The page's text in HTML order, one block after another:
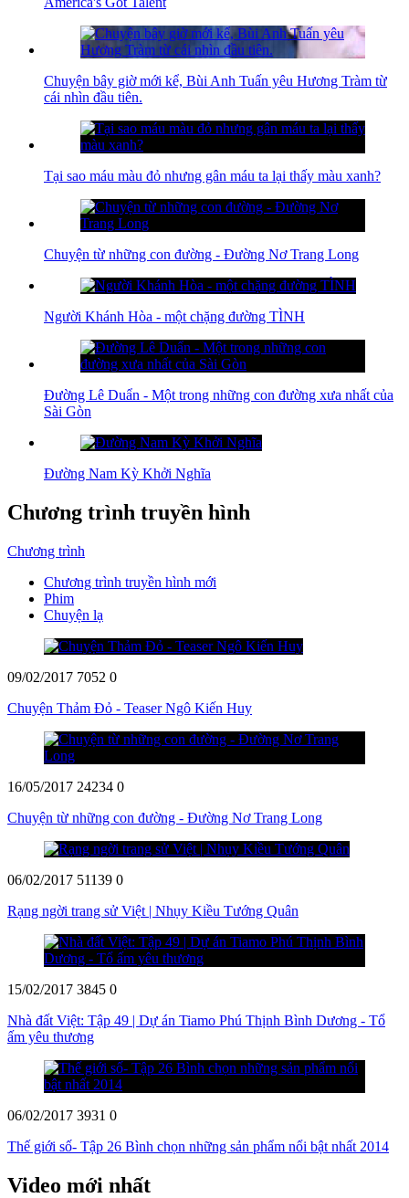
Chuyện bây giờ mới kể, Bùi Anh Tuấn yêu Hương Tràm từ
cái nhìn đầu tiên.
Tại sao máu màu đỏ nhưng gân máu ta lại thấy màu xanh?
Chuyện từ những con đường - Đường Nơ Trang Long
Người Khánh Hòa - một chặng đường TÌNH
Đường Lê Duẩn - Một trong những con đường xưa nhất của
Sài Gòn
Đường Nam Kỳ Khởi Nghĩa
Chương trình truyền hình
Chương trình
Chương trình truyền hình mới
Phim
Chuyện lạ
09/02/2017 7052 0
Chuyện Thảm Đỏ - Teaser Ngô Kiến Huy
16/05/2017 24234 0
Chuyện từ những con đường - Đường Nơ Trang Long
06/02/2017 51139 0
Rạng ngời trang sử Việt | Nhụy Kiều Tướng Quân
15/02/2017 3845 0
Nhà đất Việt: Tập 49 | Dự án Tiamo Phú Thịnh Bình Dương - Tổ
ấm yêu thương
06/02/2017 3931 0
Thế giới số- Tập 26 Bình chọn những sản phẩm nổi bật nhất 2014
Video mới nhất